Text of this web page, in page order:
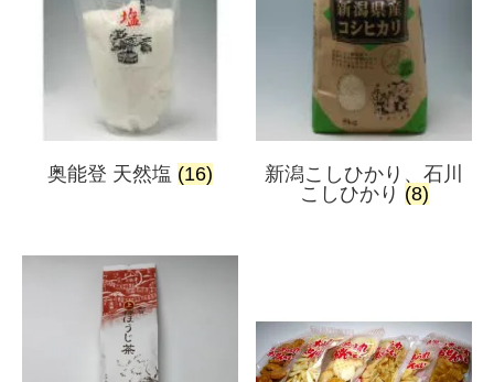
奥能登 天然塩 (16)
新潟こしひかり、石川
こしひかり (8)